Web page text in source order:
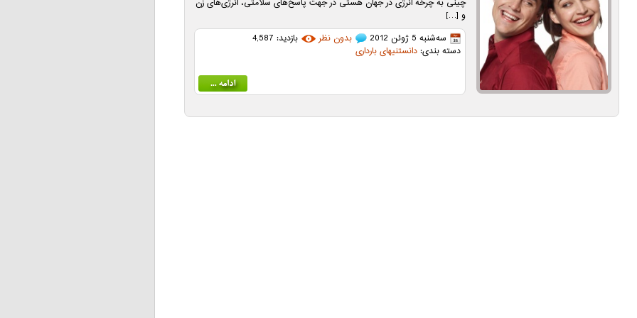
چینی به چرخه انرژی در جهان هستی در جهت پاسخ‌های سلامتی، انرژی‌های زن
و […]
سه‌شنبه 5 ژوئن 2012
بدون نظر
بازدید: 4,587
دسته بندی:دانستنیهای بارداری